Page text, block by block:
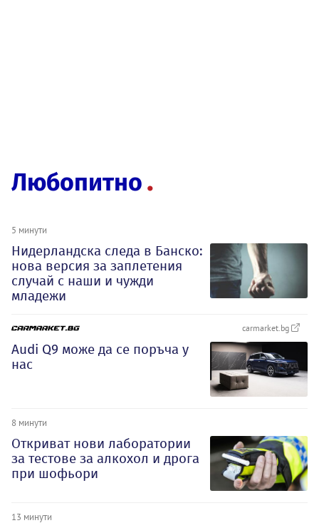
Любопитно
5 минути
Нидерландска следа в Банско:
нова версия за заплетения
случай с наши и чужди
младежи
carmarket.bg
Audi Q9 може да се поръча у
нас
8 минути
Откриват нови лаборатории
за тестове за алкохол и дрога
при шофьори
13 минути